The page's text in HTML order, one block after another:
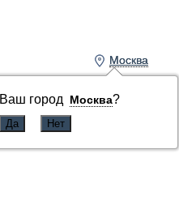
Москва
Ваш город Москва?
Москва
Ваш город Москва?